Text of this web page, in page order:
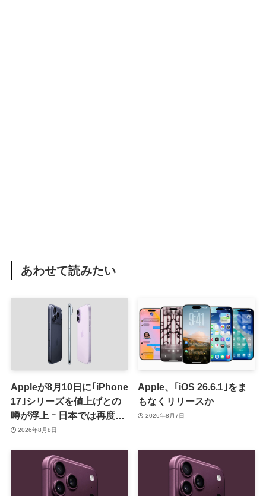
あわせて読みたい
Appleが8月10日に｢iPhone
17｣シリーズを値上げとの
噂が浮上 ｰ 日本では再度値
上げの可能性も?!
2026年8月8日
Apple、｢iOS 26.6.1｣をま
もなくリリースか
2026年8月7日